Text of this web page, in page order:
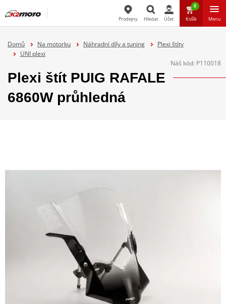
Prodejny Hledat Účet
0
Košík Menu
Domů Na motorku Náhradní díly a tuning
Plexi štíty
UNI plexi
Náš kód: P110018
Plexi štít PUIG RAFALE
6860W průhledná